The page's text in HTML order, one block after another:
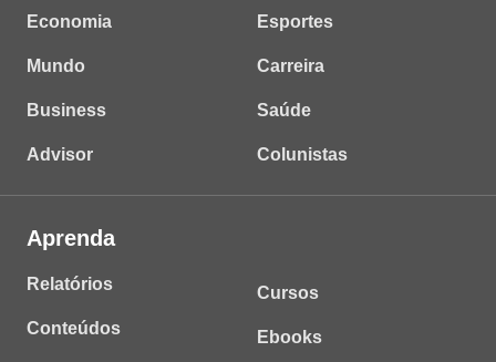
Economia
Mundo
Business
Advisor
Esportes
Carreira
Saúde
Colunistas
Aprenda
Relatórios
Conteúdos
Cursos
Ebooks